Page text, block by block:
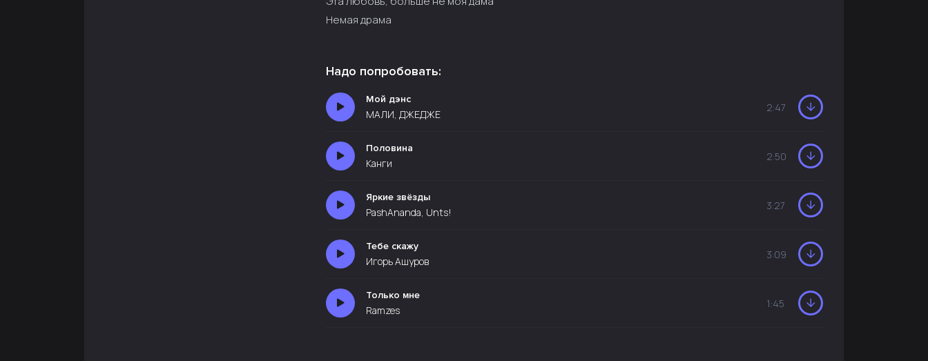
Немая драма
Надо попробовать:
Мой дэнс
МАЛИ, ДЖЕДЖЕ
2:47
Половина
Канги
2:50
Яркие звёзды
PashAnanda, Unts!
3:27
Тебе скажу
Игорь Ашуров
3:09
Только мне
Ramzes
1:45